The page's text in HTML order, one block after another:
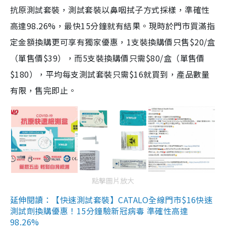
抗原測試套裝，測試套裝以鼻咽拭子方式採樣，準確性
高達98.26%，最快15分鐘就有結果。現時於門市買滿指
定金額換購更可享有獨家優惠，1支裝換購價只售$20/盒
（單售價$39），而5支裝換購價只需$80/盒（單售價
$180），平均每支測試套裝只需$16就買到，產品數量
有限，售完即止。
點擊圖片放大
延伸閱讀：【快速測試套裝】CATALO全線門市$16快速
測試劑換購優惠！15分鐘驗新冠病毒 準確性高達
98.26%